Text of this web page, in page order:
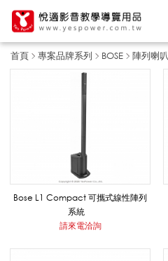
首頁 專案品牌系列 BOSE 陣列喇叭
喇
叭
Bose L1 Compact 可攜式線性陣列
系統
請來電洽詢